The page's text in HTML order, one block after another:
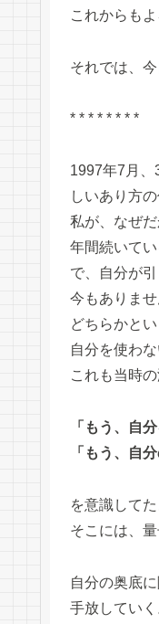
これからも
それでは、今
* * * * * * * *
1997年7月
しいあり方
私が、なぜ
年間続いて
で、自分が
今もありませ
どちらかと
自分を使わな
これも当時
「もう、自
「もう、自
を意識してた
そこには、
自分の奥底
手放していく